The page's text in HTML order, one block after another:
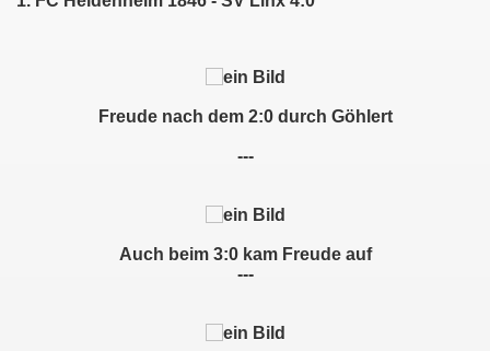
Freude nach dem 2:0 durch Göhlert
---
Auch beim 3:0 kam Freude auf
---